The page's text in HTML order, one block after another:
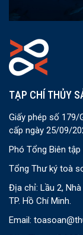
TẠP CHÍ THỦY
Giấy phép số 179/
cấp ngày 25/09/
Phó Tổng Biên
Tổng Thư ký toà
Địa chỉ: Lầu 2,
TP. Hồ Chí Minh.
Email: